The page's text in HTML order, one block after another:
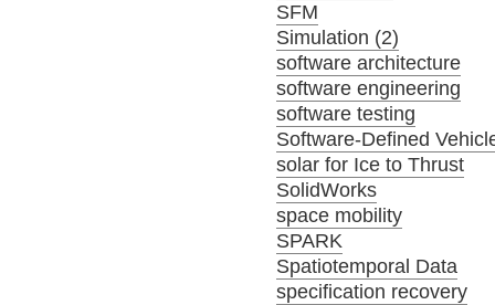
SFM
Simulation (2)
software architecture
software engineering
software testing
Software-Defined
solar for Ice to Thrust
SolidWorks
space mobility
SPARK
Spatiotemporal Data
specification recovery